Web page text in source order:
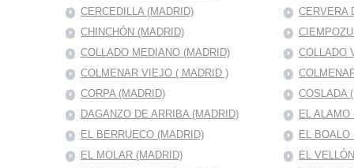
CERCEDILLA (MADRID)
CERVERA
CHINCHÓN (MADRID)
COLLADO MEDIANO (MADRID)
COLLADO
COLMENAR VIEJO ( MADRID )
CORPA (MADRID)
COSLADA
DAGANZO DE ARRIBA (MADRID)
EL ALAMO
EL BERRUECO (MADRID)
EL BOALO
EL MOLAR (MADRID)
EL